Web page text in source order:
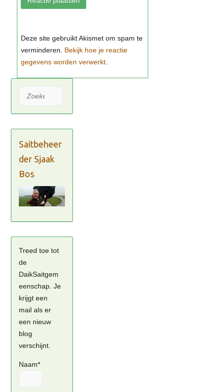
Bekijk hoe je reactie
gegevens worden verwerkt
Zoeken
Saitbeheer
der Sjaak
Bos
Treed toe tot
de
DaikSaitgem
eenschap. Je
krijgt een
mail als er
een nieuw
blog
verschijnt.
Naam*